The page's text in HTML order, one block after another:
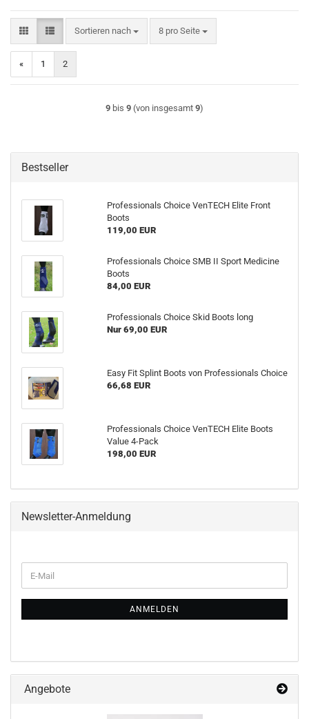
Sortieren nach
Sortieren nach 8 pro Seite
pro Seite
« 1 2
9 bis 9 (von insgesamt 9)
Bestseller
Professionals Choice VenTECH Elite Front
Boots
119,00 EUR
Professionals Choice SMB II Sport Medicine
Boots
84,00 EUR
Professionals Choice Skid Boots long
Nur 69,00 EUR
Easy Fit Splint Boots von Professionals Choice
66,68 EUR
Professionals Choice VenTECH Elite Boots
Value 4-Pack
198,00 EUR
Newsletter-Anmeldung
ZUR
E-
Mail
ANMELDEN
Angebote